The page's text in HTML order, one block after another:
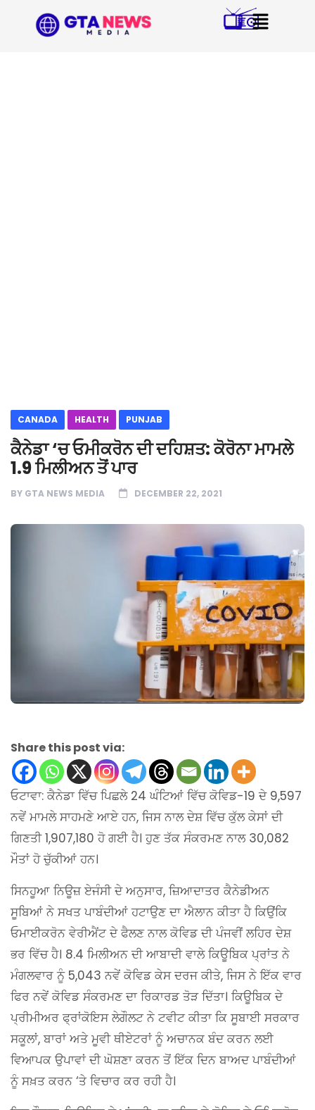
CANADA HEALTH PUNJAB
ਕੈਨੇਡਾ ‘ਚ ਓਮੀਕਰੋਨ ਦੀ ਦਹਿਸ਼ਤ: ਕੋਰੋਨਾ ਮਾਮਲੇ
1.9 ਮਿਲੀਅਨ ਤੋਂ ਪਾਰ
BY GTA NEWS MEDIA DECEMBER 22, 2021
Share this post via:
ਓਟਾਵਾ: ਕੈਨੇਡਾ ਵਿੱਚ ਪਿਛਲੇ 24 ਘੰਟਿਆਂ ਵਿੱਚ ਕੋਵਿਡ-19 ਦੇ 9,597
ਨਵੇਂ ਮਾਮਲੇ ਸਾਹਮਣੇ ਆਏ ਹਨ, ਜਿਸ ਨਾਲ ਦੇਸ਼ ਵਿੱਚ ਕੁੱਲ ਕੇਸਾਂ ਦੀ
ਗਿਣਤੀ 1,907,180 ਹੋ ਗਈ ਹੈ। ਹੁਣ ਤੱਕ ਸੰਕਰਮਣ ਨਾਲ 30,082
ਮੌਤਾਂ ਹੋ ਚੁੱਕੀਆਂ ਹਨ।
ਸਿਨਹੂਆ ਨਿਊਜ਼ ਏਜੰਸੀ ਦੇ ਅਨੁਸਾਰ, ਜ਼ਿਆਦਾਤਰ ਕੈਨੇਡੀਅਨ
ਸੂਬਿਆਂ ਨੇ ਸਖਤ ਪਾਬੰਦੀਆਂ ਹਟਾਉਣ ਦਾ ਐਲਾਨ ਕੀਤਾ ਹੈ ਕਿਉਂਕਿ
ਓਮਾਈਕਰੋਨ ਵੇਰੀਐਂਟ ਦੇ ਫੈਲਣ ਨਾਲ ਕੋਵਿਡ ਦੀ ਪੰਜਵੀਂ ਲਹਿਰ ਦੇਸ਼
ਭਰ ਵਿੱਚ ਹੈ। 8.4 ਮਿਲੀਅਨ ਦੀ ਆਬਾਦੀ ਵਾਲੇ ਕਿਊਬਿਕ ਪ੍ਰਾਂਤ ਨੇ
ਮੰਗਲਵਾਰ ਨੂੰ 5,043 ਨਵੇਂ ਕੋਵਿਡ ਕੇਸ ਦਰਜ ਕੀਤੇ, ਜਿਸ ਨੇ ਇੱਕ ਵਾਰ
ਫਿਰ ਨਵੇਂ ਕੋਵਿਡ ਸੰਕਰਮਣ ਦਾ ਰਿਕਾਰਡ ਤੋੜ ਦਿੱਤਾ। ਕਿਊਬਿਕ ਦੇ
ਪ੍ਰੀਮੀਅਰ ਫ੍ਰਾਂਕੋਇਸ ਲੇਗੌਲਟ ਨੇ ਟਵੀਟ ਕੀਤਾ ਕਿ ਸੂਬਾਈ ਸਰਕਾਰ
ਸਕੂਲਾਂ, ਬਾਰਾਂ ਅਤੇ ਮੂਵੀ ਥੀਏਟਰਾਂ ਨੂੰ ਅਚਾਨਕ ਬੰਦ ਕਰਨ ਲਈ
ਵਿਆਪਕ ਉਪਾਵਾਂ ਦੀ ਘੋਸ਼ਣਾ ਕਰਨ ਤੋਂ ਇੱਕ ਦਿਨ ਬਾਅਦ ਪਾਬੰਦੀਆਂ
ਨੂੰ ਸਖ਼ਤ ਕਰਨ ‘ਤੇ ਵਿਚਾਰ ਕਰ ਰਹੀ ਹੈ।